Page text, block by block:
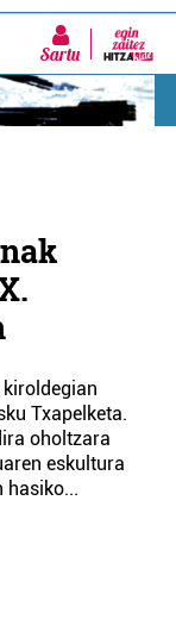
Sartu
Txapelketa.
oholtzara
eskultura
hasiko...